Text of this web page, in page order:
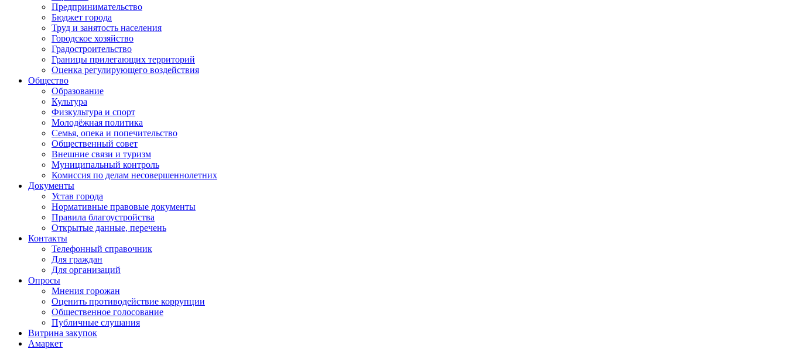
Предпринимательство
Бюджет города
Труд и занятость населения
Городское хозяйство
Градостроительство
Границы прилегающих территорий
Оценка регулирующего воздействия
Общество
Образование
Культура
Физкультура и спорт
Молодёжная политика
Семья, опека и попечительство
Общественный совет
Внешние связи и туризм
Муниципальный контроль
Комиссия по делам несовершеннолетних
Документы
Устав города
Нормативные правовые документы
Правила благоустройства
Открытые данные, перечень
Контакты
Телефонный справочник
Для граждан
Для организаций
Опросы
Мнения горожан
Оценить противодействие коррупции
Общественное голосование
Публичные слушания
Витрина закупок
Амаркет